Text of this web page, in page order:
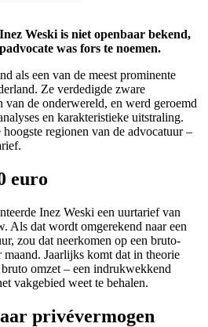
Weski is niet openbaar bekend,
was fors te noemen.
als een van de meest prominente
Ze verdedigde zware
van de onderwereld, en werd geroemd
en karakteristieke uitstraling.
regionen van de advocatuur –
euro
Inez Weski een uurtarief van
Als dat wordt omgerekend naar een
zou dat neerkomen op een bruto-
maand. Jaarlijks komt dat in theorie
omzet – een indrukwekkend
vakgebied weet te behalen.
privévermogen